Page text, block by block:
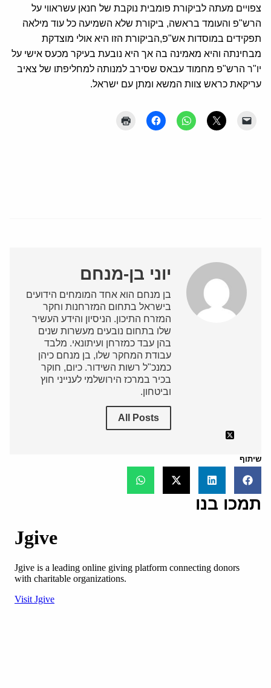
צפויים מעתה לביקורת פומבית נוקבת של חנאן עשראווי על
הרש"פ והעומד בראשה, ביקורת שלא השמיעה כל עוד מילאה
תפקידים במוסדות אש"פ,הביקורת הזו היא אולי מוצדקת
מבחינתה והיא מאמינה בה אך היא נובעת בעיקר מכעס אישי על
יו"ר הרש"פ מחמוד עבאס שסירב למנותה למחליפתו של צאיב
עריקאת כראש צוות המשא ומתן עם ישראל.
יוני בן-מנחם
בן מנחם הוא אחד המומחים הידועים
בישראל בתחום המזרחנות וחקר
המזרח התיכון. הניסיון והידע העשיר
שלו בתחום נובעים מעשרות שנים
בהן עבד כמזרחן ועיתונאי. מלבד
עבודת המחקר שלו, בן מנחם כיהן
כמנכ"ל רשות השידור. כיום, חוקר
בכיר במרכז הירושלמי לענייני חוץ
וביטחון.
All Posts
שיתוף
תמכו בנו